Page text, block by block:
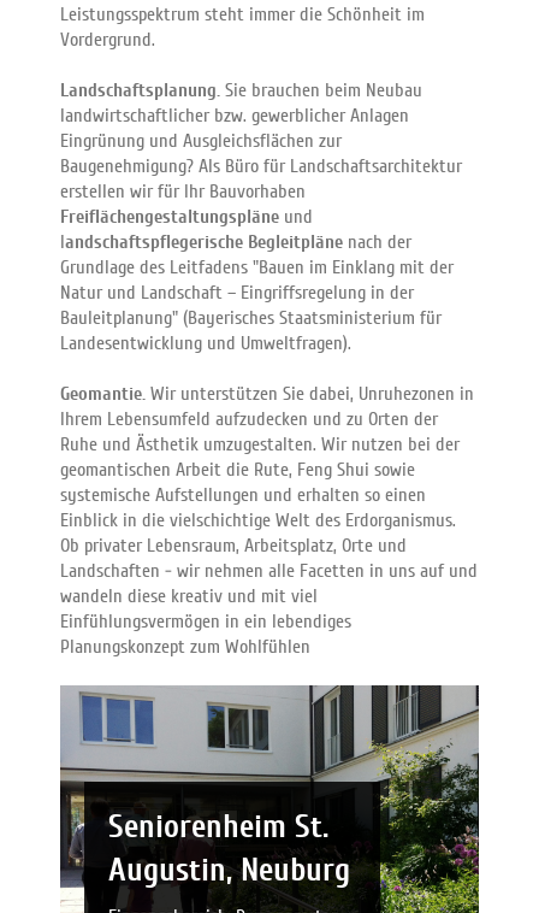
Leistungsspektrum steht immer die Schönheit im
Vordergrund.
Landschaftsplanung. Sie brauchen beim Neubau
landwirtschaftlicher bzw. gewerblicher Anlagen
Eingrünung und Ausgleichsflächen zur
Baugenehmigung? Als Büro für Landschaftsarchitektur
erstellen wir für Ihr Bauvorhaben
Freiflächengestaltungspläne und
landschaftspflegerische Begleitpläne nach der
Grundlage des Leitfadens "Bauen im Einklang mit der
Natur und Landschaft – Eingriffsregelung in der
Bauleitplanung" (Bayerisches Staatsministerium für
Landesentwicklung und Umweltfragen).
Geomantie. Wir unterstützen Sie dabei, Unruhezonen in
Ihrem Lebensumfeld aufzudecken und zu Orten der
Ruhe und Ästhetik umzugestalten. Wir nutzen bei der
geomantischen Arbeit die Rute, Feng Shui sowie
systemische Aufstellungen und erhalten so einen
Einblick in die vielschichtige Welt des Erdorganismus.
Ob privater Lebensraum, Arbeitsplatz, Orte und
Landschaften - wir nehmen alle Facetten in uns auf und
wandeln diese kreativ und mit viel
Einfühlungsvermögen in ein lebendiges
Planungskonzept zum Wohlfühlen
Seniorenheim St.
Augustin, Neuburg